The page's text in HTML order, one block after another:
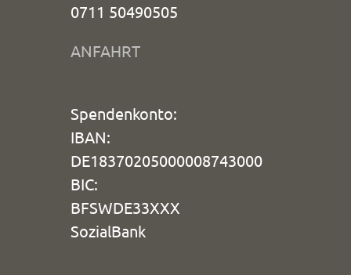
0711 50490505
ANFAHRT
Spendenkonto:
IBAN:
DE18370205000008743000
BIC:
BFSWDE33XXX
SozialBank